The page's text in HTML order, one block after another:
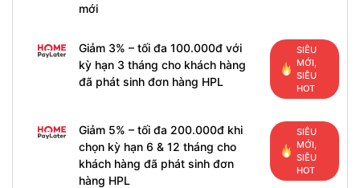
mới
Giảm 3% – tối đa 100.000đ với
kỳ hạn 3 tháng cho khách hàng
đã phát sinh đơn hàng HPL
SIÊU
MỚI,
SIÊU
HOT
Giảm 5% – tối đa 200.000đ khi
chọn kỳ hạn 6 & 12 tháng cho
khách hàng đã phát sinh đơn
hàng HPL
SIÊU
MỚI,
SIÊU
HOT